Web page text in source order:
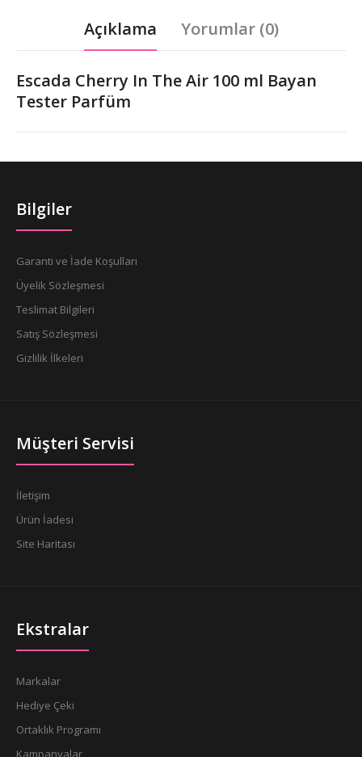
Açıklama Yorumlar (0)
Escada Cherry In The Air 100 ml Bayan
Tester Parfüm
Bilgiler
Garanti ve İade Koşulları
Üyelik Sözleşmesi
Teslimat Bilgileri
Satış Sözleşmesi
Gizlilik İlkeleri
Müşteri Servisi
İletişim
Ürün İadesi
Site Haritası
Ekstralar
Markalar
Hediye Çeki
Ortaklık Programı
Kampanyalar